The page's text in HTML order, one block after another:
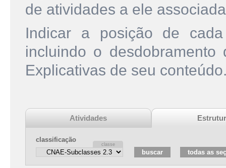
de atividades a ele
Indicar a posição de
incluindo o
Explicativas de seu
Atividades
classificação